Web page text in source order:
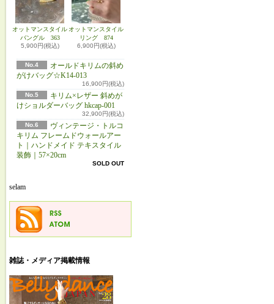
オットマンスタイル
バングル 363
5,900円(税込)
オットマンスタイル
リング 874
6,900円(税込)
No.4
オールドキリムの斜め
がけバッグ☆K14-013
16,900円(税込)
No.5
キリム×レザー 斜めが
けショルダーバッグ hkcap-001
32,900円(税込)
No.6
ヴィンテージ・トルコ
キリム フレームドウォールアー
ト｜ハンドメイド テキスタイル
装飾｜57×20cm
SOLD OUT
selam
雑誌・メディア掲載情報